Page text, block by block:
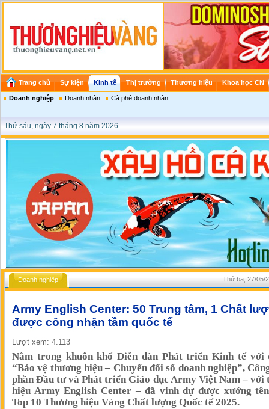
Trang chủ Sự kiện Kinh tế Thị trường Thương hiệu Khoa học CN
Doanh nghiệp Doanh nhân Cà phê doanh nhân
Thứ sáu, ngày 7 tháng 8 năm 2026
Doanh nghiệp Thứ ba, 27/05/
Army English Center: 50 Trung tâm, 1 Chất
được công nhận tầm quốc tế
Lượt xem: 4.113
Nằm trong khuôn khổ Diễn đàn Phát triển Kinh tế với
“Bảo vệ thương hiệu – Chuyển đổi số doanh nghiệp”,
phần Đầu tư và Phát triển Giáo dục Army Việt Nam – với
hiệu Army English Center – đã vinh dự được xướng
Top 10 Thương hiệu Vàng Chất lượng Quốc tế 2025.